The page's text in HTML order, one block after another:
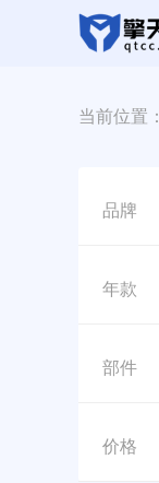
当前位置：
品牌
年款
部件
价格